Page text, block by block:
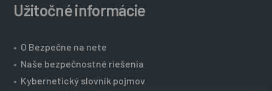
Užitočné informácie
• O Bezpečne na nete
• Naše bezpečnostné riešenia
• Kybernetický slovník pojmov